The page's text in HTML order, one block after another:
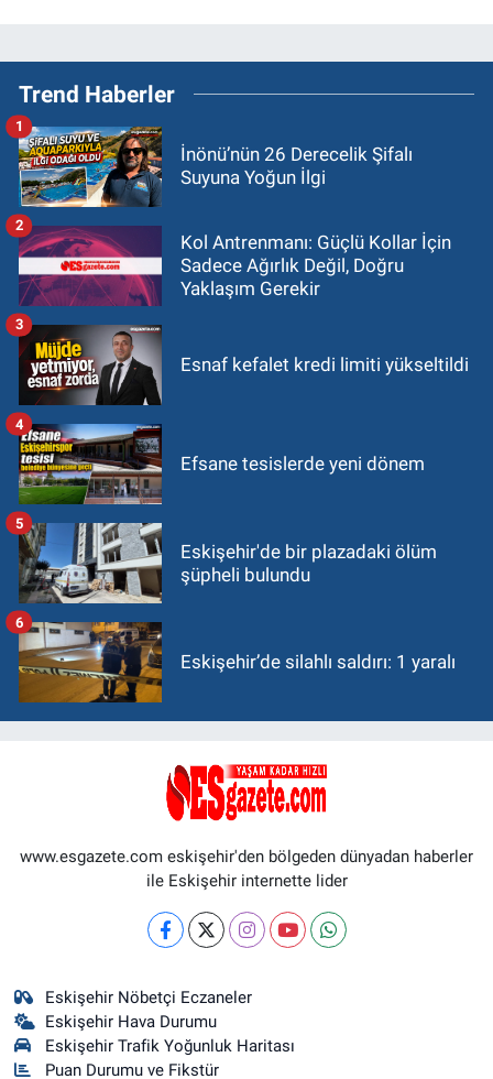
Trend Haberler
İnönü’nün 26 Derecelik Şifalı
Suyuna Yoğun İlgi
1
Kol Antrenmanı: Güçlü Kollar İçin
Sadece Ağırlık Değil, Doğru
Yaklaşım Gerekir
2
Esnaf kefalet kredi limiti yükseltildi
3
Efsane tesislerde yeni dönem
4
Eskişehir'de bir plazadaki ölüm
şüpheli bulundu
5
Eskişehir’de silahlı saldırı: 1 yaralı
6
www.esgazete.com eskişehir'den bölgeden dünyadan haberler
ile Eskişehir internette lider
Eskişehir Nöbetçi Eczaneler
Eskişehir Hava Durumu
Eskişehir Trafik Yoğunluk Haritası
Puan Durumu ve Fikstür